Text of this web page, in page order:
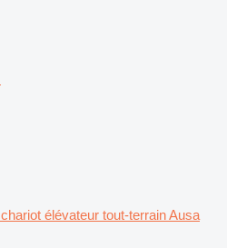
chariot élévateur tout-terrain Ausa